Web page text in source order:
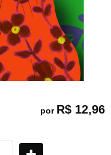
por R$ 12,96